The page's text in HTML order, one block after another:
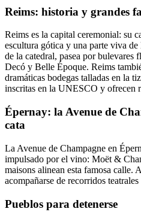
Reims: historia y grandes
Reims es la capital ceremonial: su
escultura gótica y una parte viva
de la catedral, pasea por bulevares
Decó y Belle Époque. Reims
dramáticas bodegas talladas en la
inscritas en la UNESCO y ofrecen
Épernay: la Avenue de
cata
La Avenue de Champagne en
impulsado por el vino: Moët &
maisons alinean esta famosa calle.
acompañarse de recorridos
Pueblos para detenerse